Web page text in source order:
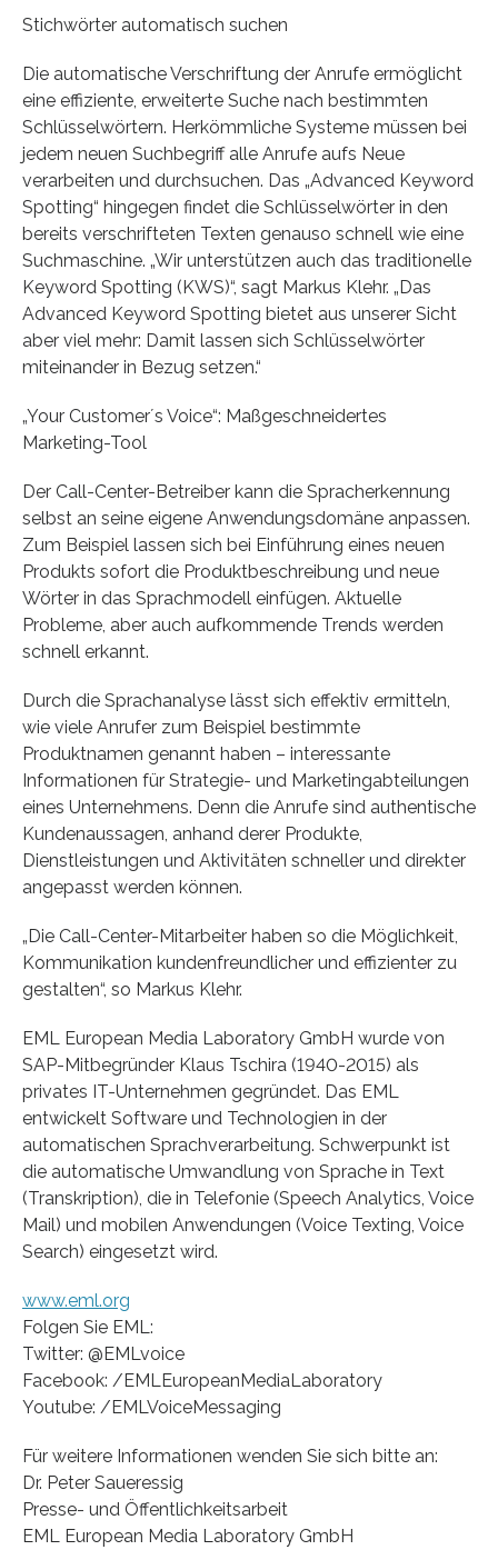
Stichwörter automatisch suchen
Die automatische Verschriftung der Anrufe ermöglicht
eine effiziente, erweiterte Suche nach bestimmten
Schlüsselwörtern. Herkömmliche Systeme müssen bei
jedem neuen Suchbegriff alle Anrufe aufs Neue
verarbeiten und durchsuchen. Das „Advanced Keyword
Spotting“ hingegen findet die Schlüsselwörter in den
bereits verschrifteten Texten genauso schnell wie eine
Suchmaschine. „Wir unterstützen auch das traditionelle
Keyword Spotting (KWS)“, sagt Markus Klehr. „Das
Advanced Keyword Spotting bietet aus unserer Sicht
aber viel mehr: Damit lassen sich Schlüsselwörter
miteinander in Bezug setzen.“
„Your Customer´s Voice“: Maßgeschneidertes
Marketing-Tool
Der Call-Center-Betreiber kann die Spracherkennung
selbst an seine eigene Anwendungsdomäne anpassen.
Zum Beispiel lassen sich bei Einführung eines neuen
Produkts sofort die Produktbeschreibung und neue
Wörter in das Sprachmodell einfügen. Aktuelle
Probleme, aber auch aufkommende Trends werden
schnell erkannt.
Durch die Sprachanalyse lässt sich effektiv ermitteln,
wie viele Anrufer zum Beispiel bestimmte
Produktnamen genannt haben – interessante
Informationen für Strategie- und Marketingabteilungen
eines Unternehmens. Denn die Anrufe sind authentische
Kundenaussagen, anhand derer Produkte,
Dienstleistungen und Aktivitäten schneller und direkter
angepasst werden können.
„Die Call-Center-Mitarbeiter haben so die Möglichkeit,
Kommunikation kundenfreundlicher und effizienter zu
gestalten“, so Markus Klehr.
EML European Media Laboratory GmbH wurde von
SAP-Mitbegründer Klaus Tschira (1940-2015) als
privates IT-Unternehmen gegründet. Das EML
entwickelt Software und Technologien in der
automatischen Sprachverarbeitung. Schwerpunkt ist
die automatische Umwandlung von Sprache in Text
(Transkription), die in Telefonie (Speech Analytics, Voice
Mail) und mobilen Anwendungen (Voice Texting, Voice
Search) eingesetzt wird.
www.eml.org
Folgen Sie EML:
Twitter: @EMLvoice
Facebook: /EMLEuropeanMediaLaboratory
Youtube: /EMLVoiceMessaging
Für weitere Informationen wenden Sie sich bitte an:
Dr. Peter Saueressig
Presse- und Öffentlichkeitsarbeit
EML European Media Laboratory GmbH